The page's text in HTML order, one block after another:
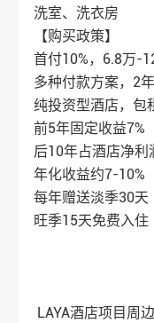
洗室、洗衣房
【购买政策】
首付10%，6.8万-
多种付款方案，2
纯投资型酒店，包
前5年固定收益7%
后10年占酒店净利
年化收益约7-10%
每年赠送淡季30天
旺季15天免费入住
LAYA酒店项目周